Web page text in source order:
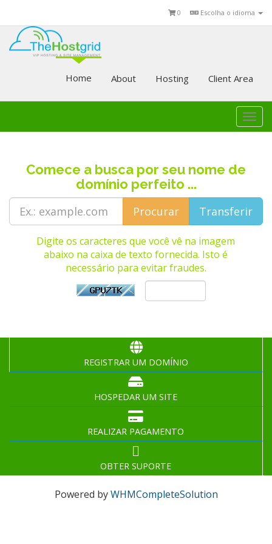
Escolha o idioma
0
Home About Hosting Client Area
Comece a busca por seu nome de
domínio perfeito ...
Digite os caracteres que você vê na imagem
abaixo na caixa de texto fornecida. Isto é
necessário para evitar fraudes.
REGISTRAR UM DOMÍNIO
HOSPEDAR UM SITE
REALIZAR PAGAMENTO
OBTER SUPORTE
Powered byWHMCompleteSolution